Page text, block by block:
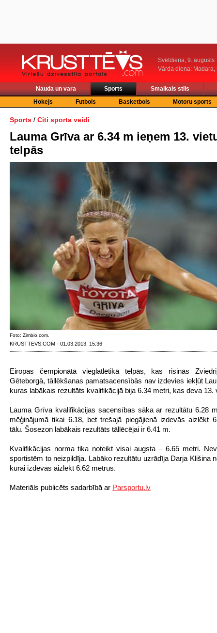
Svētdiena, 9. augusts
Vārda diena: Madara,
Nauda un vara Sports
Smalkais stils
Hokejs
Futbols Basketbols Motoru sports
Sports / Citi sporta veidi
Lauma Grīva ar 6.34 m ieņem 13.
telpās
Foto: Zimbio.com.
KRUSTTEVS.COM · 01.03.2013. 15:36
Eiropas čempionātā vieglatlētikā telpās, kas risinās
Gēteborgā, tāllēkšanas pamatsacensībās nav izdevies iekļūt
kuras labākais rezultāts kvalifikācijā bija 6.34 metri, kas deva 13.
Lauma Grīva kvalifikācijas sacensības sāka ar rezultātu 6.28
mēģinājumā tikai 6.18, bet trešajā piegājienā izdevās aizlēkt
tālu. Šosezon labākais rezultāts tāllēcējai ir 6.41 m.
Kvalifikācijas norma tika noteikt visai augsta – 6.65 metri.
sportistēm to neizpildīja. Labāko rezultātu uzrādīja Darja Klišina
kurai izdevās aizlēkt 6.62 metrus.
Materiāls publicēts sadarbībā ar Parsportu.lv